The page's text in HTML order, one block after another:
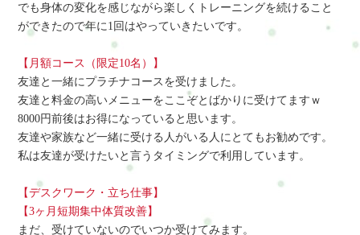
でも身体の変化を感じながら楽しくトレーニングを続けること
ができたので年に1回はやっていきたいです。
【月額コース（限定10名）】
友達と一緒にプラチナコースを受けました。
友達と料金の高いメニューをここぞとばかりに受けてますｗ
8000円前後はお得になっていると思います。
友達や家族など一緒に受ける人がいる人にとてもお勧めです。
私は友達が受けたいと言うタイミングで利用しています。
【デスクワーク・立ち仕事】
【3ヶ月短期集中体質改善】
まだ、受けていないのでいつか受けてみます。